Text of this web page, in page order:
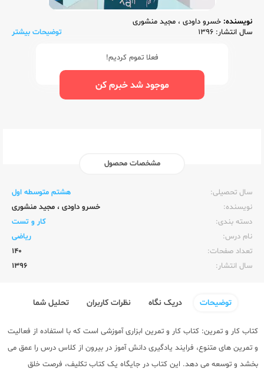
نویسنده: خسرو داودی ، مجید منشوری
سال انتشار: 1396
توضیحات بیشتر
فعلا تموم کردیم!
موجود شد خبرم کن
مشخصات محصول
سال تحصیلی:‌
هشتم متوسطه اول
نویسنده:‌
خسرو داودی ، مجید منشوری
دسته بندی:
کار و تست
نام درس:
ریاضی
تعداد صفحات:‌
140
سال انتشار:‌
1396
توضیحات دریک نگاه نظرات کاربران تحلیل شما
کتاب کار و تمرین: کتاب کار و تمرین ابزاری آموزشی است که با استفاده از فعالیت
و تمرین های متنوع، فرایند یادگیری دانش آموز در بیرون از کلاس درس را عمق می
بخشد و توسعه می دهد. این کتاب در جایگاه یک کتاب تکلیف، فرصت خلق